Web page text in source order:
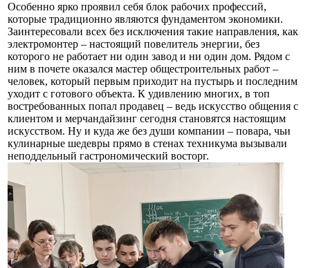
Особенно ярко проявил себя блок рабочих профессий,
которые традиционно являются фундаментом экономики.
Заинтересовали всех без исключения такие направления, как
электромонтер – настоящий повелитель энергии, без
которого не работает ни один завод и ни один дом. Рядом с
ним в почете оказался мастер общестроительных работ –
человек, который первым приходит на пустырь и последним
уходит с готового объекта. К удивлению многих, в топ
востребованных попал продавец – ведь искусство общения с
клиентом и мерчандайзинг сегодня становятся настоящим
искусством. Ну и куда же без души компании – повара, чьи
кулинарные шедевры прямо в стенах техникума вызывали
неподдельный гастрономический восторг.